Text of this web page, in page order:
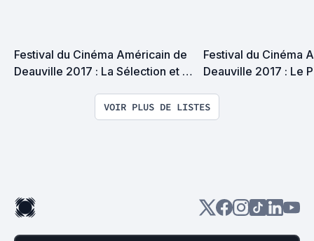
Festival du Cinéma Américain de
Deauville 2017 : La Sélection et
Festival du Cinéma
Deauville 2017 : Le
VOIR PLUS DE LISTES